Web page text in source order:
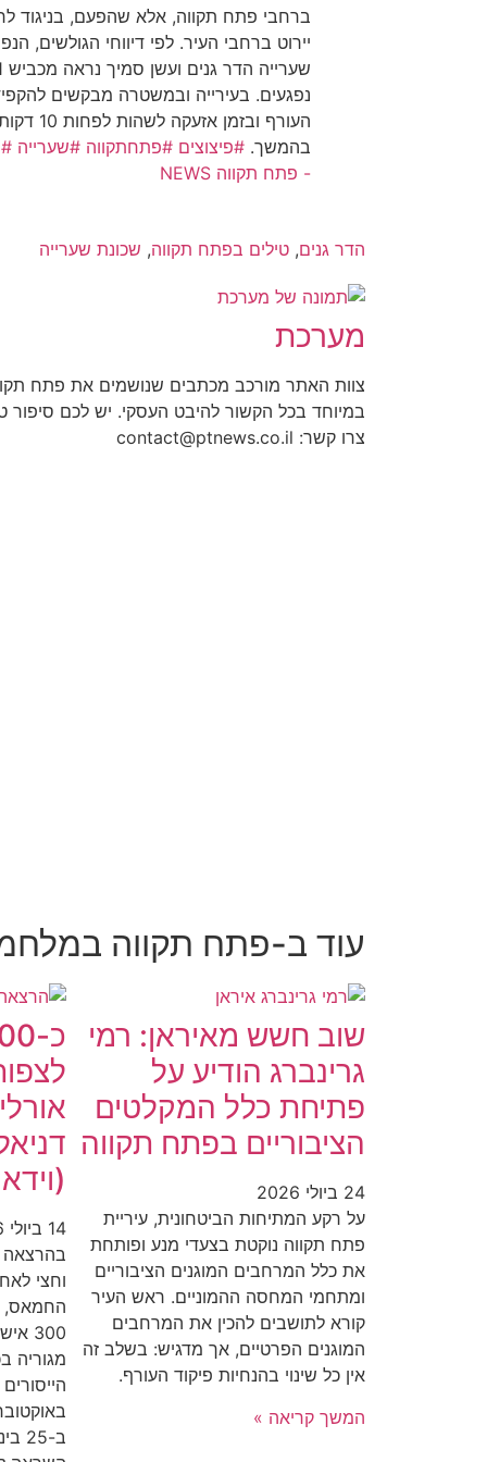
ברחבי פתח תקווה, אלא שהפעם, בניגוד
יירוט ברחבי העיר. לפי דיווחי הגולשים,
נפגעים. בעירייה ובמשטרה מבקשים
העורף
בהמשך. #פיצוצים #פתחתקווה #שערייה
- פתח תקווה NEWS
הדר גנים, טילים בפתח תקווה, שכונת שערייה
מערכת
צוות האתר מורכב מכתבים שנושמים את פתח
במיוחד בכל הקשור להיבט העסקי. יש לכם
צרו קשר: contact@ptnews.co.il
עוד ב-פתח תקווה
שוב חשש מאיראן: רמי
גרינברג הודיע על
פתיחת כלל המקלטים
הציבוריים בפתח תקווה
24 ביולי 2026
על רקע המתיחות הביטחונית, עיריית
פתח תקווה נוקטת בצעדי מנע ופותחת
את כלל המרחבים המוגנים הציבוריים
ומתחמי המחסה ההמוניים. ראש העיר
קורא לתושבים להכין את המרחבים
המוגנים הפרטיים, אך מדגיש: בשלב זה
אין כל שינוי בהנחיות פיקוד העורף.
המשך קריאה »
14 ביולי 2026
בהרצאה
וחצי
החמאס,
300
מגוריה